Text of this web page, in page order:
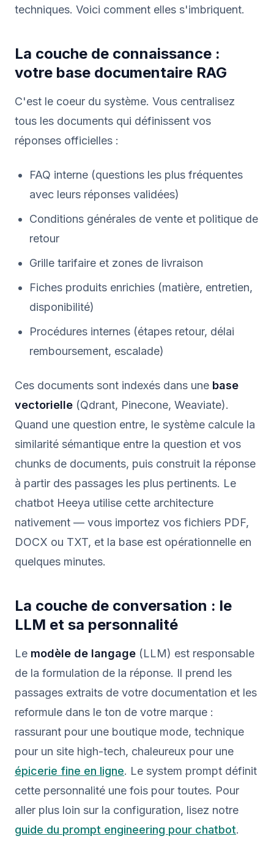
techniques. Voici comment elles s'imbriquent.
La couche de connaissance :
votre base documentaire RAG
C'est le coeur du système. Vous centralisez
tous les documents qui définissent vos
réponses officielles :
FAQ interne (questions les plus fréquentes
avec leurs réponses validées)
Conditions générales de vente et politique de
retour
Grille tarifaire et zones de livraison
Fiches produits enrichies (matière, entretien,
disponibilité)
Procédures internes (étapes retour, délai
remboursement, escalade)
Ces documents sont indexés dans une base
vectorielle (Qdrant, Pinecone, Weaviate).
Quand une question entre, le système calcule la
similarité sémantique entre la question et vos
chunks de documents, puis construit la réponse
à partir des passages les plus pertinents. Le
chatbot Heeya utilise cette architecture
nativement — vous importez vos fichiers PDF,
DOCX ou TXT, et la base est opérationnelle en
quelques minutes.
La couche de conversation : le
LLM et sa personnalité
Le modèle de langage (LLM) est responsable
de la formulation de la réponse. Il prend les
passages extraits de votre documentation et les
reformule dans le ton de votre marque :
rassurant pour une boutique mode, technique
pour un site high-tech, chaleureux pour une
épicerie fine en ligne. Le system prompt définit
cette personnalité une fois pour toutes. Pour
aller plus loin sur la configuration, lisez notre
guide du prompt engineering pour chatbot.